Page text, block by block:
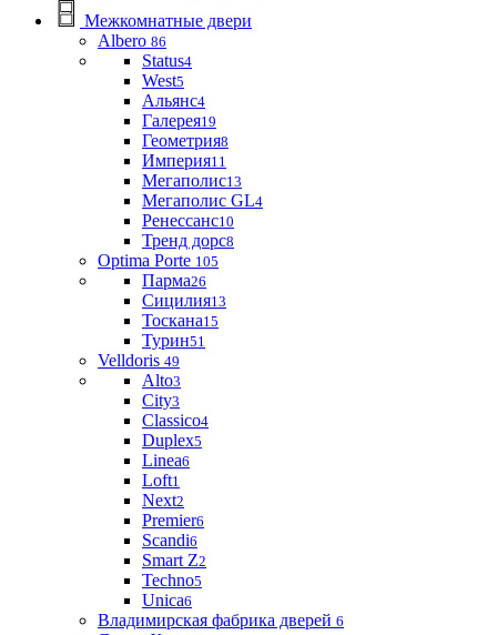
Межкомнатные двери
Albero 86
Status4
West5
Альянс4
Галерея19
Геометрия8
Империя11
Мегаполис13
Мегаполис GL4
Ренессанс10
Тренд дорс8
Optima Porte 105
Парма26
Сицилия13
Тоскана15
Турин51
Velldoris 49
Alto3
City3
Classico4
Duplex5
Linea6
Loft1
Next2
Premier6
Scandi6
Smart Z2
Techno5
Unica6
Владимирская фабрика дверей 6